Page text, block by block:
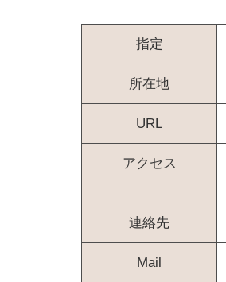
指定
所在地
URL
アクセス
連絡先
Mail